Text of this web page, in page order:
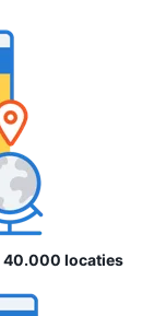
40.000 locaties